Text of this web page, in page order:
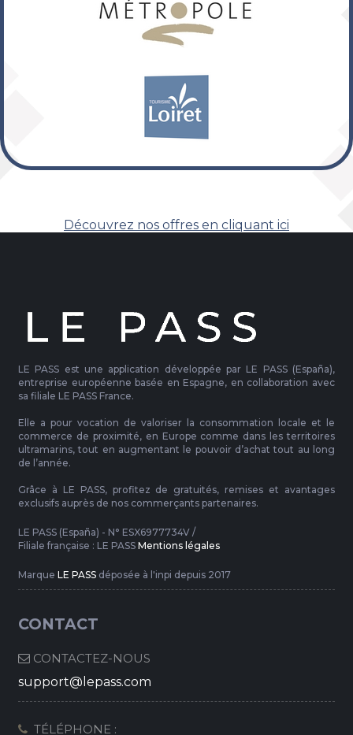
Découvrez nos offres en cliquant ici
LE PASS est une application développée par LE PASS (España),
entreprise européenne basée en Espagne, en collaboration avec
sa filiale LE PASS France.
Elle a pour vocation de valoriser la consommation locale et le
commerce de proximité, en Europe comme dans les territoires
ultramarins, tout en augmentant le pouvoir d’achat tout au long
de l’année.
Grâce à LE PASS, profitez de gratuités, remises et avantages
exclusifs auprès de nos commerçants partenaires.
LE PASS (España) - N° ESX6977734V /
Filiale française : LE PASS Mentions légales
Marque LE PASSdéposée à l'inpi depuis 2017
CONTACT
CONTACTEZ-NOUS
support@lepass.com
TÉLÉPHONE :